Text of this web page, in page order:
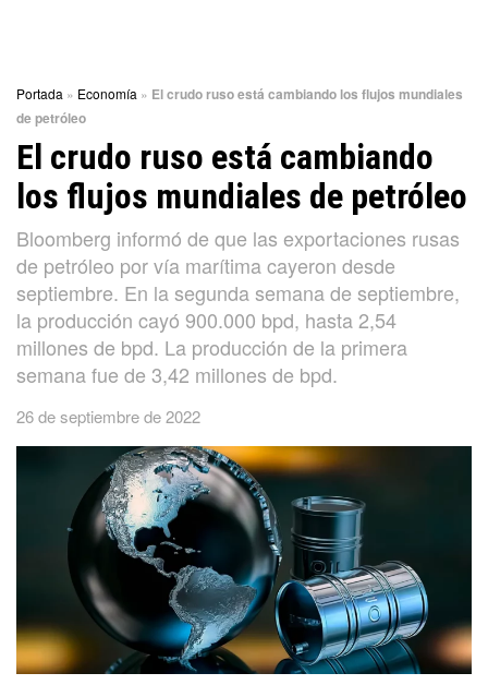
Portada » Economía » El crudo ruso está cambiando los flujos mundiales
de petróleo
El crudo ruso está cambiando
los flujos mundiales de petróleo
Bloomberg informó de que las exportaciones rusas
de petróleo por vía marítima cayeron desde
septiembre. En la segunda semana de septiembre,
la producción cayó 900.000 bpd, hasta 2,54
millones de bpd. La producción de la primera
semana fue de 3,42 millones de bpd.
26 de septiembre de 2022